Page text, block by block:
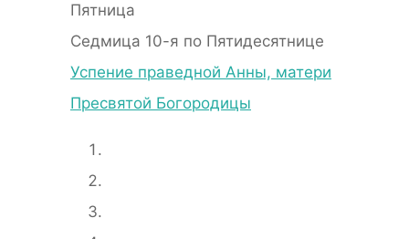
Пятница
Седмица 10-я по Пятидесятнице
Успение праведной Анны, матери
Пресвятой Богородицы